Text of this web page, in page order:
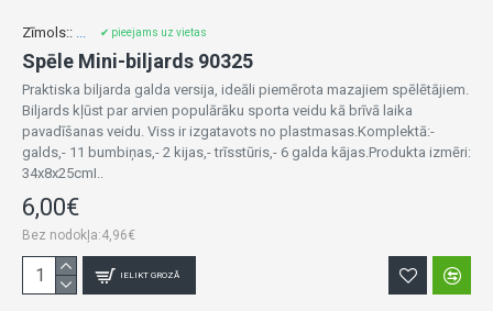
Zīmols:: ... ✔ pieejams uz vietas
Spēle Mini-biljards 90325
Praktiska biljarda galda versija, ideāli piemērota mazajiem spēlētājiem.
Biljards kļūst par arvien populārāku sporta veidu kā brīvā laika
pavadīšanas veidu. Viss ir izgatavots no plastmasas.Komplektā:-
galds,- 11 bumbiņas,- 2 kijas,- trīsstūris,- 6 galda kājas.Produkta izmēri:
34x8x25cmI..
6,00€
Bez nodokļa:4,96€
IELIKT GROZĀ